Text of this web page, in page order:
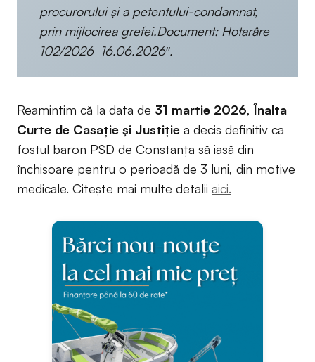
procurorului și a petentului-condamnat,
prin mijlocirea grefei.Document: Hotarâre
102/2026 16.06.2026″.
Reamintim că la data de 31 martie 2026, Înalta
Curte de Casație și Justiție a decis definitiv ca
fostul baron PSD de Constanța să iasă din
închisoare pentru o perioadă de 3 luni, din motive
medicale. Citește mai multe detalii aici.